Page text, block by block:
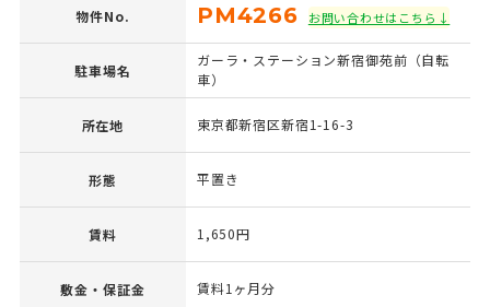
物件No. PM4266 お問い合わせはこちら↓
駐車場名
ガーラ・ステーション新宿御苑前（自転
車）
所在地 東京都新宿区新宿1-16-3
形態 平置き
賃料 1,650円
敷金・保証金 賃料1ヶ月分